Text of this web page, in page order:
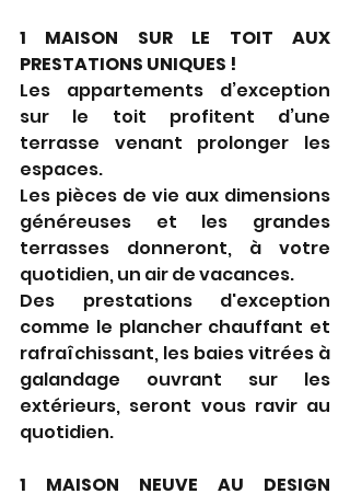
1 MAISON SUR LE TOIT AUX
PRESTATIONS UNIQUES !
Les appartements d’exception
sur le toit profitent d’une
terrasse venant prolonger les
espaces.
Les pièces de vie aux dimensions
généreuses et les grandes
terrasses donneront, à votre
quotidien, un air de vacances.
Des prestations d'exception
comme le plancher chauffant et
rafraîchissant, les baies vitrées à
galandage ouvrant sur les
extérieurs, seront vous ravir au
quotidien.
1 MAISON NEUVE AU DESIGN